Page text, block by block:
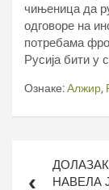
чињеница да
одговоре на
потребама
Русија бити у
Ознаке:Алжир,
чланкаНАВЕЛА